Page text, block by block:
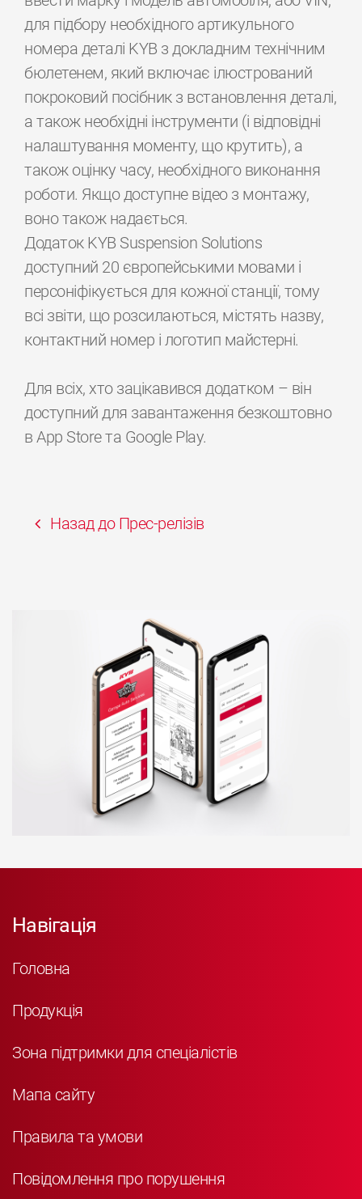
для підбору необхідного артикульного
номера деталі KYB з докладним технічним
бюлетенем, який включає ілюстрований
покроковий посібник з встановлення деталі,
а також необхідні інструменти (і відповідні
налаштування моменту, що крутить), а
також оцінку часу, необхідного виконання
роботи. Якщо доступне відео з монтажу,
воно також надається.
Додаток KYB Suspension Solutions
доступний 20 європейськими мовами і
персоніфікується для кожної станції, тому
всі звіти, що розсилаються, містять назву,
контактний номер і логотип майстерні.
Для всіх, хто зацікавився додатком – він
доступний для завантаження безкоштовно
в App Store та Google Play.
Назад до Прес-релізів
Навігація
Головна
Продукція
Зона підтримки для спеціалістів
Мапа сайту
Правила та умови
Повідомлення про порушення